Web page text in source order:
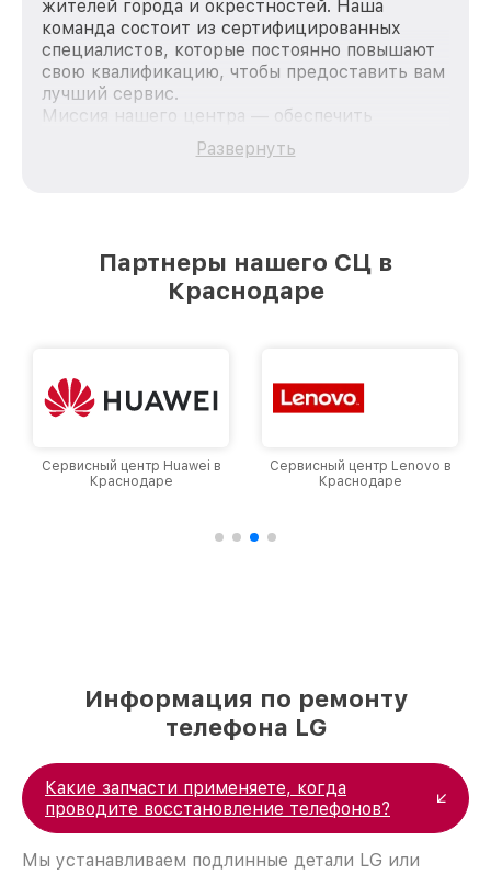
жителей города и окрестностей. Наша
команда состоит из сертифицированных
специалистов, которые постоянно повышают
свою квалификацию, чтобы предоставить вам
лучший сервис.
Миссия нашего центра — обеспечить
качественный и доступный ремонт для
каждого пользователя продукции LG, вне
лучшим сервисным центром LG в городе
Краснодаре, постоянно повышая уровень
Развернуть
Партнеры нашего СЦ в
Краснодаре
Сервисный центр Huawei в
Краснодаре
Сервисный центр Lenovo в
Краснодаре
Информация по ремонту
телефона LG
Какие запчасти применяете, когда
проводите восстановление телефонов?
Мы устанавливаем подлинные детали LG или